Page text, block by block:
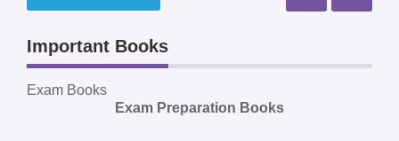
Important Books
Exam Books
Exam Preparation Books